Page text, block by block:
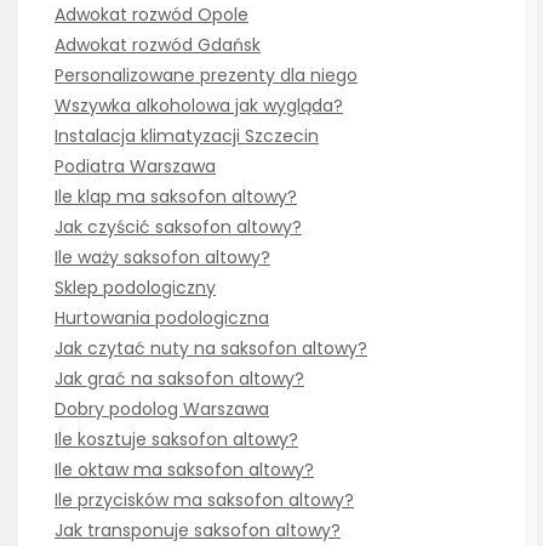
Adwokat rozwód Opole
Adwokat rozwód Gdańsk
Personalizowane prezenty dla niego
Wszywka alkoholowa jak wygląda?
Instalacja klimatyzacji Szczecin
Podiatra Warszawa
Ile klap ma saksofon altowy?
Jak czyścić saksofon altowy?
Ile waży saksofon altowy?
Sklep podologiczny
Hurtowania podologiczna
Jak czytać nuty na saksofon altowy?
Jak grać na saksofon altowy?
Dobry podolog Warszawa
Ile kosztuje saksofon altowy?
Ile oktaw ma saksofon altowy?
Ile przycisków ma saksofon altowy?
Jak transponuje saksofon altowy?